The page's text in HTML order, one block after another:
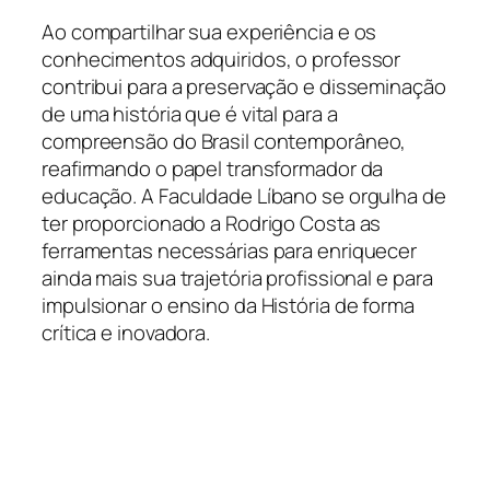
Ao compartilhar sua experiência e os
conhecimentos adquiridos, o professor
contribui para a preservação e disseminação
de uma história que é vital para a
compreensão do Brasil contemporâneo,
reafirmando o papel transformador da
educação. A Faculdade Líbano se orgulha de
ter proporcionado a Rodrigo Costa as
ferramentas necessárias para enriquecer
ainda mais sua trajetória profissional e para
impulsionar o ensino da História de forma
crítica e inovadora.